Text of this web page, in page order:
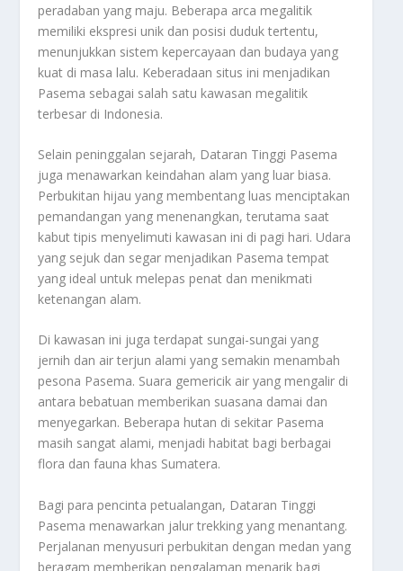
peradaban yang maju. Beberapa arca megalitik
memiliki ekspresi unik dan posisi duduk tertentu,
menunjukkan sistem kepercayaan dan budaya yang
kuat di masa lalu. Keberadaan situs ini menjadikan
Pasema sebagai salah satu kawasan megalitik
terbesar di Indonesia.
Selain peninggalan sejarah, Dataran Tinggi Pasema
juga menawarkan keindahan alam yang luar biasa.
Perbukitan hijau yang membentang luas menciptakan
pemandangan yang menenangkan, terutama saat
kabut tipis menyelimuti kawasan ini di pagi hari. Udara
yang sejuk dan segar menjadikan Pasema tempat
yang ideal untuk melepas penat dan menikmati
ketenangan alam.
Di kawasan ini juga terdapat sungai-sungai yang
jernih dan air terjun alami yang semakin menambah
pesona Pasema. Suara gemericik air yang mengalir di
antara bebatuan memberikan suasana damai dan
menyegarkan. Beberapa hutan di sekitar Pasema
masih sangat alami, menjadi habitat bagi berbagai
flora dan fauna khas Sumatera.
Bagi para pencinta petualangan, Dataran Tinggi
Pasema menawarkan jalur trekking yang menantang.
Perjalanan menyusuri perbukitan dengan medan yang
beragam memberikan pengalaman menarik bagi